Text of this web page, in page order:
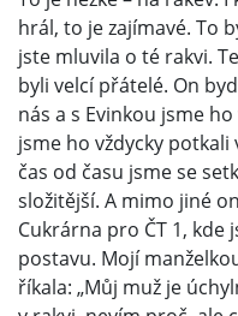
hrál, to je zajímavé. To
jste mluvila o té rakvi.
byli velcí přátelé. On
nás a s Evinkou jsme
jsme ho vždycky
čas od času jsme se
složitější. A mimo jiné
Cukrárna pro ČT 1, kde
postavu. Mojí
říkala: „Můj muž je